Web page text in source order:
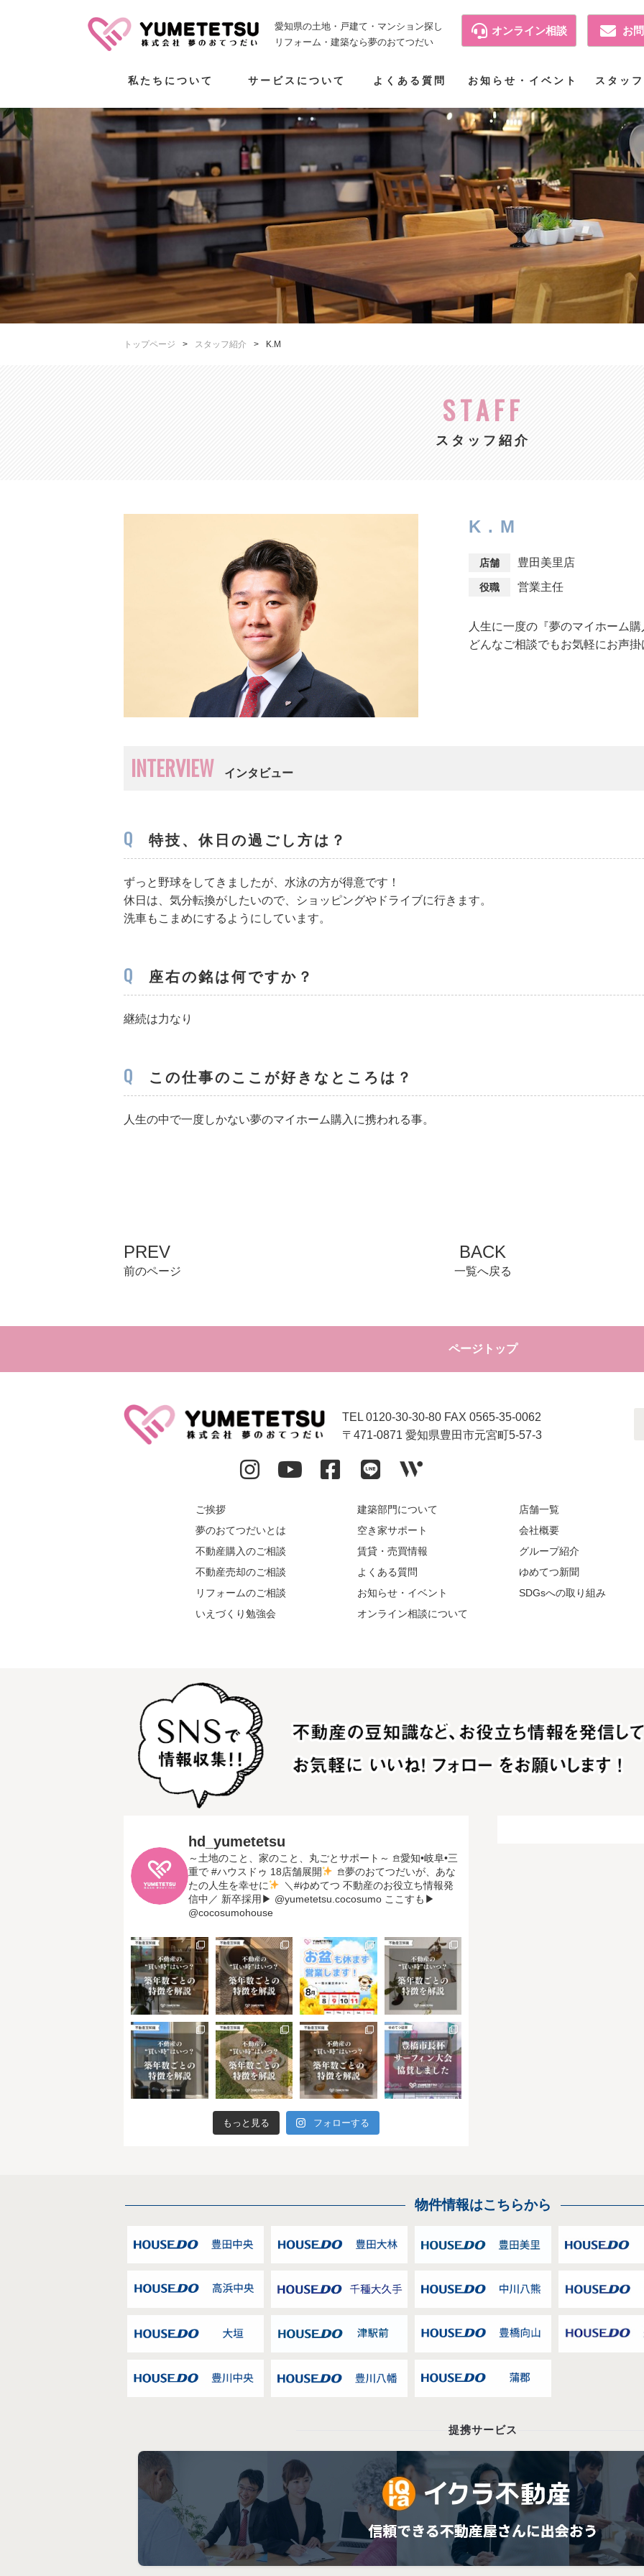
愛知県の土地・戸建て・マンション探し
リフォーム・建築なら夢のおてつだい
オンライン相談 お
私たちについて サービスについて よくある質問 お知らせ・イベント スタッ
トップページ > スタッフ紹介 > K.M
STAFF
スタッフ紹介
K.M
店舗 豊田美里店
役職 営業主任
人生に一度の『夢のマイホーム
どんなご相談でもお気軽にお声掛
INTERVIEW インタビュー
Q 特技、休日の過ごし方は？
ずっと野球をしてきましたが、水泳の方が得意です！
休日は、気分転換がしたいので、ショッピングやドライブに行きます。
洗車もこまめにするようにしています。
Q 座右の銘は何ですか？
継続は力なり
Q この仕事のここが好きなところは？
人生の中で一度しかない夢のマイホーム購入に携われる事。
PREV
前のページ
BACK
一覧へ戻る
ページトップ
TEL 0120-30-30-80 FAX 0565-35-0062
〒471-0871 愛知県豊田市元宮町5-57-3
ご挨拶
夢のおてつだいとは
不動産購入のご相談
不動産売却のご相談
リフォームのご相談
いえづくり勉強会
建築部門について
空き家サポート
賃貸・売買情報
よくある質問
お知らせ・イベント
オンライン相談について
店舗一覧
会社概要
グループ紹介
ゆめてつ新聞
SDGsへの取り組み
hd_yumetetsu
～土地のこと、家のこと、丸ごとサポート～ 𖠿愛知•岐阜•三
重で #ハウスドゥ 18店舗展開
𖠿夢のおてつだいが、あな
たの人生を幸せに
＼#ゆめてつ 不動産のお役立ち情報発
信中／ 新卒採用▶︎ @yumetetsu.cocosumo ここすも▶︎
@cocosumohouse
もっと見る フォローする
物件情報はこちらから
提携サービス